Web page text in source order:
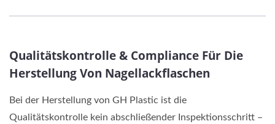
Qualitätskontrolle & Compliance Für Die
Herstellung Von Nagellackflaschen
Bei der Herstellung von GH Plastic ist die
Qualitätskontrolle kein abschließender Inspektionsschritt –